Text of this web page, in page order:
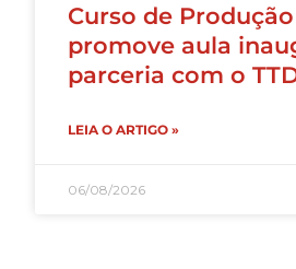
Curso de
promove aula
parceria com o
LEIA O ARTIGO »
06/08/2026